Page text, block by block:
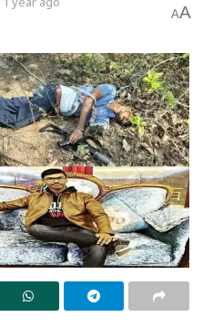
AA